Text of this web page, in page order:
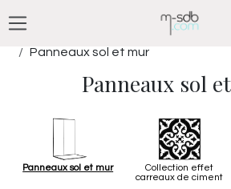
Tous nos revêtements
Panneaux sol et mur
Panneaux sol
Panneaux sol et mur
Collection effet
carreaux de ciment